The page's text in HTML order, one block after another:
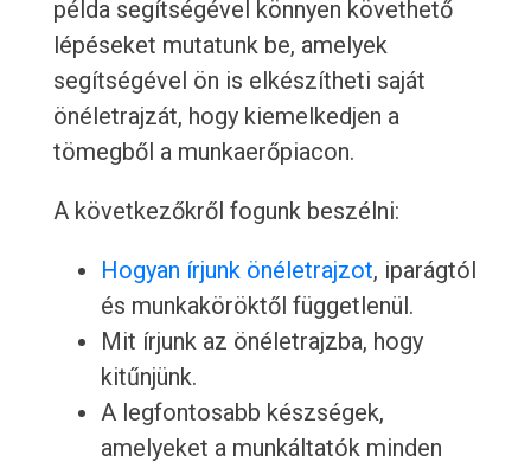
példa segítségével könnyen követhető
lépéseket mutatunk be, amelyek
segítségével ön is elkészítheti saját
önéletrajzát, hogy kiemelkedjen a
tömegből a munkaerőpiacon.
A következőkről fogunk beszélni:
Hogyan írjunk önéletrajzot, iparágtól
és munkaköröktől függetlenül.
Mit írjunk az önéletrajzba, hogy
kitűnjünk.
A legfontosabb készségek,
amelyeket a munkáltatók minden